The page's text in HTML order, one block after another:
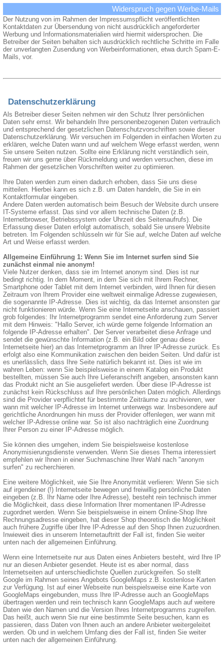
Widerspruch gegen Werbe-Mails
Der Nutzung von im Rahmen der Impressumspflicht veröffentlichten
Kontaktdaten zur Übersendung von nicht ausdrücklich angeforderter
Werbung und Informationsmaterialien wird hiermit widersprochen. Die
Betreiber der Seiten behalten sich ausdrücklich rechtliche Schritte im Falle
der unverlangten Zusendung von Werbeinformationen, etwa durch Spam-E-
Mails, vor.
Datenschutzerklärung
Als Betreiber dieser Seiten nehmen wir den Schutz Ihrer persönlichen
Daten sehr ernst. Wir behandeln Ihre personenbezogenen Daten vertraulich
und entsprechend der gesetzlichen Datenschutzvorschriften sowie dieser
Datenschutzerklärung. Wir versuchen im Folgenden in einfachen Worten zu
erklären, welche Daten wann und auf welchem Wege erfasst werden, wenn
Sie unsere Seiten nutzen. Sollte eine Erklärung nicht verständlich sein,
freuen wir uns gerne über Rückmeldung und werden versuchen, diese im
Rahmen der gesetzlichen Vorschriften weiter zu optimieren.
Ihre Daten werden zum einen dadurch erhoben, dass Sie uns diese
mitteilen. Hierbei kann es sich z.B. um Daten handeln, die Sie in ein
Kontaktformular eingeben.
Andere Daten werden automatisch beim Besuch der Website durch unsere
IT-Systeme erfasst. Das sind vor allem technische Daten (z.B.
Internetbrowser, Betriebssystem oder Uhrzeit des Seitenaufrufs). Die
Erfassung dieser Daten erfolgt automatisch, sobald Sie unsere Website
betreten. Im Folgenden schlüsseln wir für Sie auf, welche Daten auf welche
Art und Weise erfasst werden.
Allgemeine Einführung 1: Wenn Sie im Internet surfen sind Sie
zunächst einmal nie anonym!
Viele Nutzer denken, dass sie im Internet anonym sind. Dies ist nur
bedingt richtig. In dem Moment, in dem Sie sich mit Ihrem Rechner,
Smartphone oder Tablet mit dem Internet verbinden, wird Ihnen für diesen
Zeitraum von Ihrem Provider eine weltweit einmalige Adresse zugewiesen,
die sogenannte IP-Adresse. Dies ist wichtig, da das Internet ansonsten gar
nicht funktionieren würde. Wenn Sie eine Internetseite anschauen, passiert
grob folgendes: Ihr Internetprogramm sendet eine Anforderung zum Server
mit dem Hinweis: "Hallo Server, ich würde gerne folgende Information an
folgende IP-Adresse erhalten". Der Server verarbeitet diese Anfrage und
sendet die gewünschte Information (z.B. ein Bild oder genau diese
Internetseite hier) an das Internetprogramm an Ihrer IP-Adresse zurück. Es
erfolgt also eine Kommunikation zwischen den beiden Seiten. Und dafür ist
es unerlässlich, dass Ihre Seite natürlich bekannt ist. Dies ist wie im
wahren Leben: wenn Sie beispielsweise in einem Katalog ein Produkt
bestellten, müssen Sie auch Ihre Lieferanschrift angeben, ansonsten kann
das Produkt nicht an Sie ausgeliefert werden. Über diese IP-Adresse ist
zunächst kein Rückschluss auf Ihre persönlichen Daten möglich. Allerdings
sind die Provider verpflichtet für bestimmte Zeiträume zu archivieren, wer
wann mit welcher IP-Adresse im Internet unterwegs war. Insbesondere auf
gerichtliche Anordnungen hin muss der Provider offenlegen, wer wann mit
welcher IP-Adresse online war. So ist also nachträglich eine Zuordnung
Ihrer Person zu einer IP-Adresse möglich.
Sie können dies umgehen, indem Sie beispielsweise kostenlose
Anonymisierungsdienste verwenden. Wenn Sie dieses Thema interessiert
empfehlen wir Ihnen in einer Suchmaschine Ihrer Wahl nach "anonym
surfen" zu recherchieren.
Eine weitere Möglichkeit, wie Sie Ihre Anonymität verlieren: Wenn Sie sich
auf irgendeiner (!) Internetseite bewegen und freiwillig persönliche Daten
eingeben (z.B. Ihr Name oder Ihre Adresse), besteht rein technisch immer
die Möglichkeit, dass diese Information Ihrer momentanen IP-Adresse
zugordnet werden. Wenn Sie beispielsweise in einem Online-Shop Ihre
Rechnungsadresse eingeben, hat dieser Shop theoretisch die Möglichkeit
auch frühere Zugriffe über Ihre IP-Adresse auf den Shop Ihnen zuzuordnen.
Inwieweit dies in unserem Internetauftritt der Fall ist, finden Sie weiter
unten nach der allgemeinen Einführung.
Wenn eine Internetseite nur aus Daten eines Anbieters besteht, wird Ihre IP
nur an diesen Anbieter gesendet. Heute ist es aber normal, dass
Internetseiten auf unterschiedlichste Quellen zurückgreifen. So stellt
Google im Rahmen seines Angebots GoogleMaps z.B. kostenlose Karten
zur Verfügung. Ist auf einer Webseite nun beispielsweise eine Karte von
GoogleMaps eingebunden, muss Ihre IP-Adresse auch an GoogleMaps
übertragen werden und rein technisch kann GoogleMaps auch auf weitere
Daten wie den Namen und die Version Ihres Internetprogramms zugreifen.
Das heißt, auch wenn Sie nur eine bestimmte Seite besuchen, kann es
passieren, dass Daten von Ihnen auch an andere Anbieter weitergeleitet
werden. Ob und in welchem Umfang dies der Fall ist, finden Sie weiter
unten nach der allgemeinen Einführung.